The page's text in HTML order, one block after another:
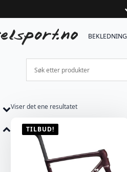
BEKLEDNING
Viser det ene resultatet
TILBUD!